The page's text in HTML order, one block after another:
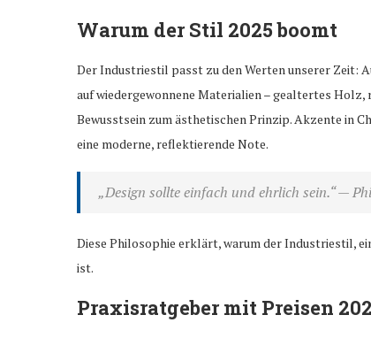
Warum der Stil 2025 boomt
Der Industriestil passt zu den Werten unserer Zeit:
auf wiedergewonnene Materialien – gealtertes
Bewusstsein zum ästhetischen Prinzip. Akzente in
eine moderne, reflektierende Note.
„Design sollte einfach und ehrlich sein.“—
Diese Philosophie erklärt, warum der Industriestil,
ist.
Praxisratgeber mit Preisen